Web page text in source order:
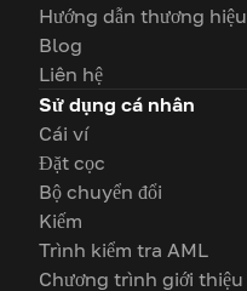
Hướng dẫn thương hiệu
Blog
Liên hệ
Sử dụng cá nhân
Cái ví
Đặt cọc
Bộ chuyển đổi
Kiếm
Trình kiểm tra AML
Chương trình giới thiệu